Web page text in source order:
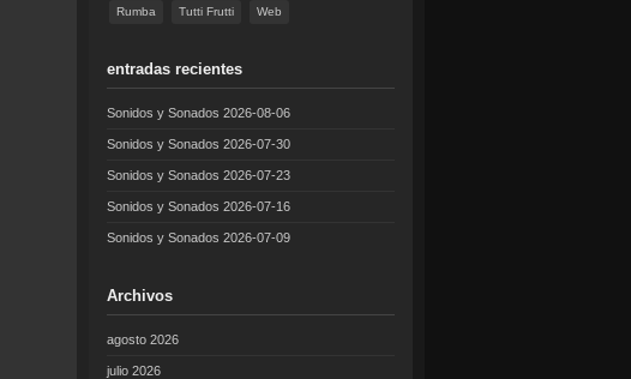
Rumba Tutti Frutti Web
entradas recientes
Sonidos y Sonados 2026-08-06
Sonidos y Sonados 2026-07-30
Sonidos y Sonados 2026-07-23
Sonidos y Sonados 2026-07-16
Sonidos y Sonados 2026-07-09
Archivos
agosto 2026
julio 2026